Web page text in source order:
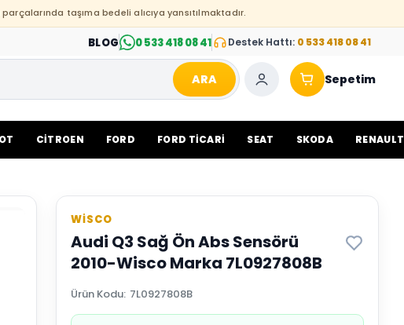
taşıma bedeli alıcıya yansıtılmaktadır.
BLOG 0 533 418 08 41 Destek Hattı: 0 533 418 08 41
ARA Sepetim
CİTROEN FORD FORD TİCARİ SEAT SKODA RENAULT
WİSCO
Audi Q3 Sağ Ön Abs Sensörü
2010-Wisco Marka 7L0927808B
Ürün Kodu: 7L0927808B